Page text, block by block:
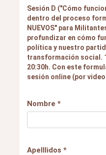
Sesión D ("Cómo
dentro del proceso
NUEVOS" para
profundizar en cómo
política y nuestro
transformación social.
20:30h. Con este
sesión online (por
Nombre *
Apelllidos *